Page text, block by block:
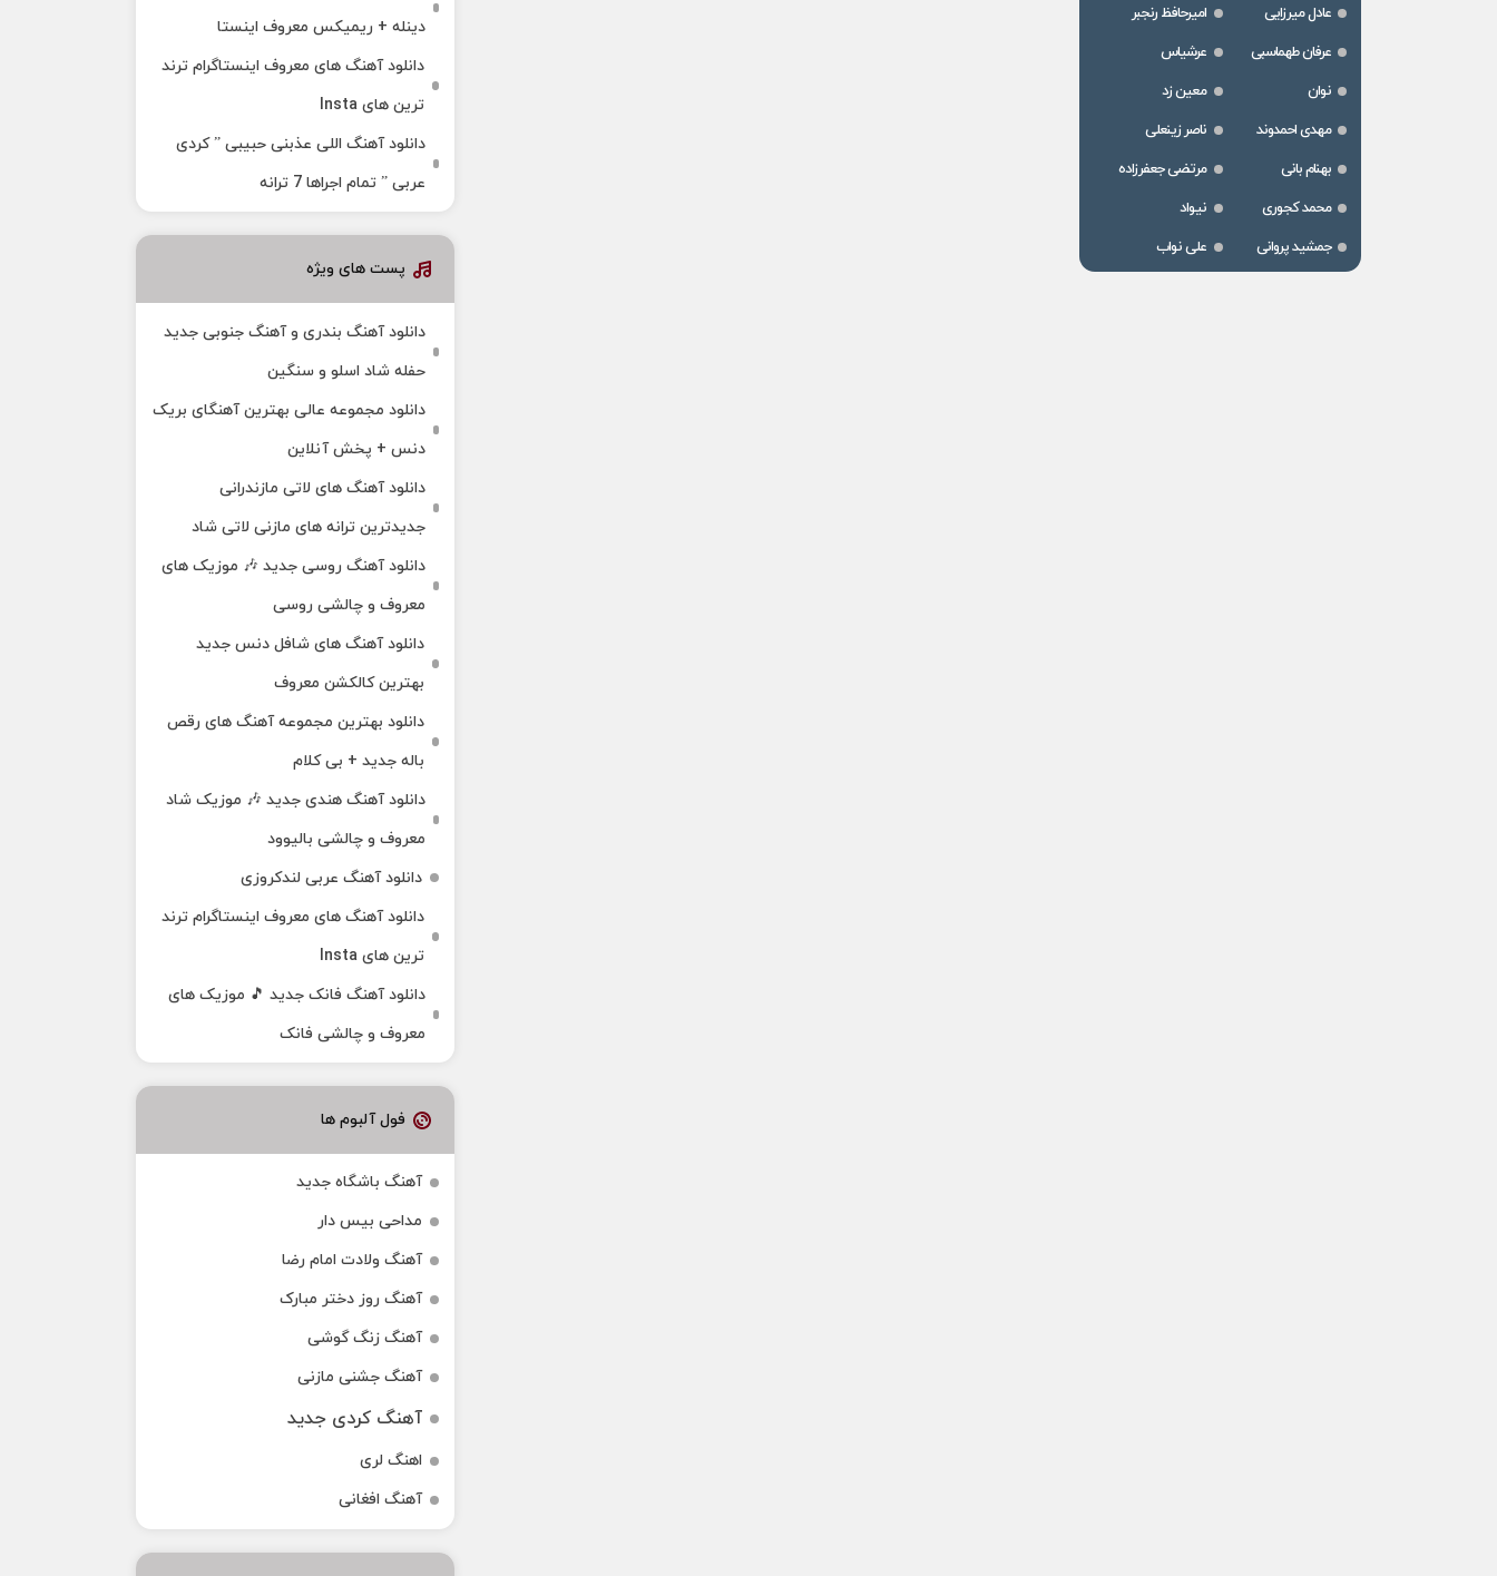
عادل میرزایی
امیرحافظ رنجبر
عرفان طهماسبی
عرشیاس
نوان
معین زد
مهدی احمدوند
ناصر زینعلی
بهنام بانی
مرتضی جعفرزاده
محمد کجوری
نیواد
جمشید پروانی
علی نواب
دینله + ریمیکس معروف اینستا
دانلود آهنگ‌ های معروف اینستاگرام ترند
ترین های Insta
دانلود آهنگ اللی عذبنی حبیبی ” کردی
عربی ” تمام اجراها 7 ترانه
پست های ویژه
دانلود آهنگ بندری و آهنگ جنوبی جدید
حفله شاد اسلو و سنگین
دانلود مجموعه عالی بهترین آهنگای بریک
دنس + پخش آنلاین
دانلود آهنگ‌ های لاتی مازندرانی
جدیدترین ترانه های مازنی لاتی شاد
دانلود آهنگ روسی جدید 🎶 موزیک‌ های
معروف و چالشی روسی
دانلود آهنگ های شافل دنس جدید
بهترین کالکشن معروف
دانلود بهترین مجموعه آهنگ های رقص
باله جدید + بی کلام
دانلود آهنگ هندی جدید 🎶 موزیک شاد
معروف و چالشی بالیوود
دانلود آهنگ عربی لندکروزی
دانلود آهنگ‌ های معروف اینستاگرام ترند
ترین های Insta
دانلود آهنگ فانک جدید 🎵 موزیک‌ های
معروف و چالشی فانک
فول آلبوم ها
آهنگ باشگاه جدید
مداحی بیس دار
آهنگ ولادت امام رضا
آهنگ روز دختر مبارک
آهنگ زنگ گوشی
آهنگ جشنی مازنی
آهنگ کردی جدید
اهنگ لری
آهنگ افغانی